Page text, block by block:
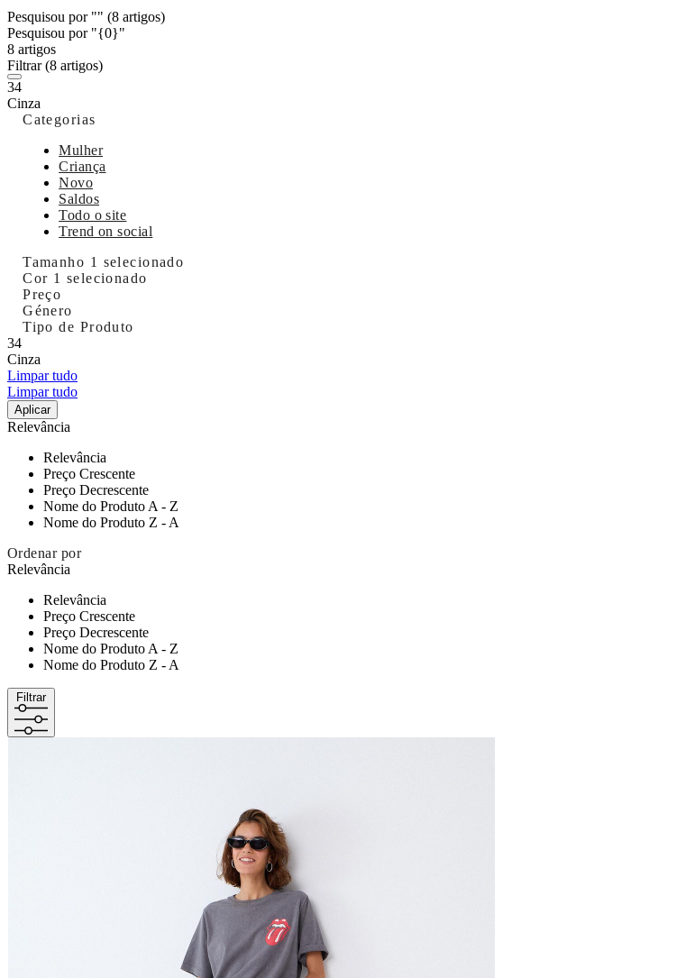
Pesquisou por "" (8 artigos)
Pesquisou por "{0}"
8 artigos
Filtrar(8 artigos)
34
Cinza
Categorias
Mulher
Criança
Novo
Saldos
Todo o site
Trend on social
Tamanho 1 selecionado
Cor 1 selecionado
Preço
Género
Tipo de Produto
34
Cinza
Limpar tudo
Limpar tudo
Aplicar
Relevância
Relevância
Preço Crescente
Preço Decrescente
Nome do Produto A - Z
Nome do Produto Z - A
Ordenar por
Relevância
Relevância
Preço Crescente
Preço Decrescente
Nome do Produto A - Z
Nome do Produto Z - A
Filtrar